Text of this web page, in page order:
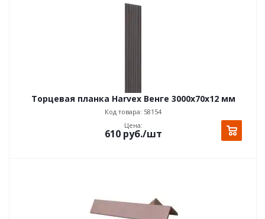
Торцевая планка Harvex Венге 3000x70x12 мм
Код товара: 58154
Цена:
610руб./шт